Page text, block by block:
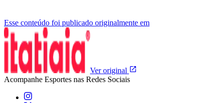
Esse conteúdo foi publicado originalmente em
Ver original
Acompanhe Esportes nas Redes Sociais